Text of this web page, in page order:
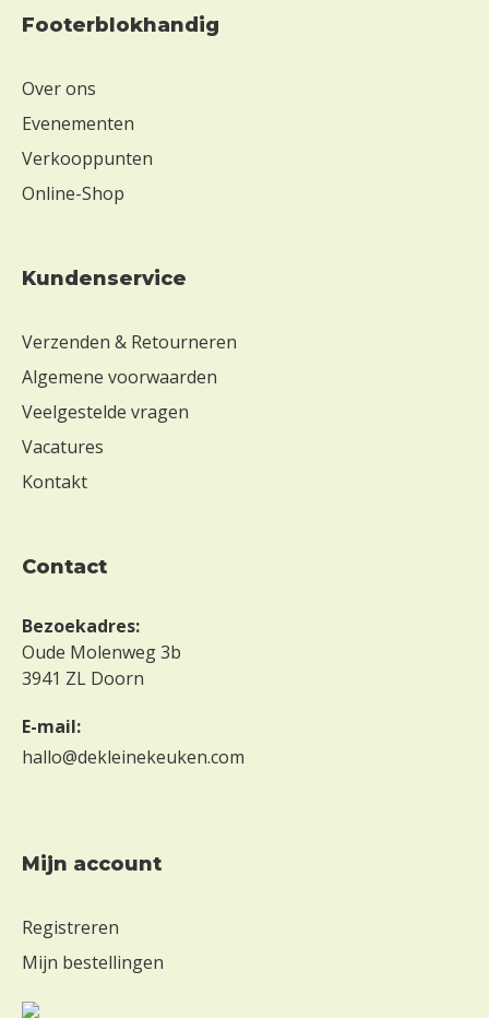
Footerblokhandig
Over ons
Evenementen
Verkooppunten
Online-Shop
Kundenservice
Verzenden & Retourneren
Algemene voorwaarden
Veelgestelde vragen
Vacatures
Kontakt
contact
Bezoekadres:
Oude Molenweg 3b
3941 ZL Doorn
E-mail:
hallo@dekleinekeuken.com
mijn account
Registreren
Mijn bestellingen